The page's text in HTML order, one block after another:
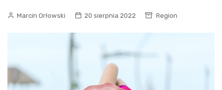
Marcin Orłowski 20 sierpnia 2022 Region